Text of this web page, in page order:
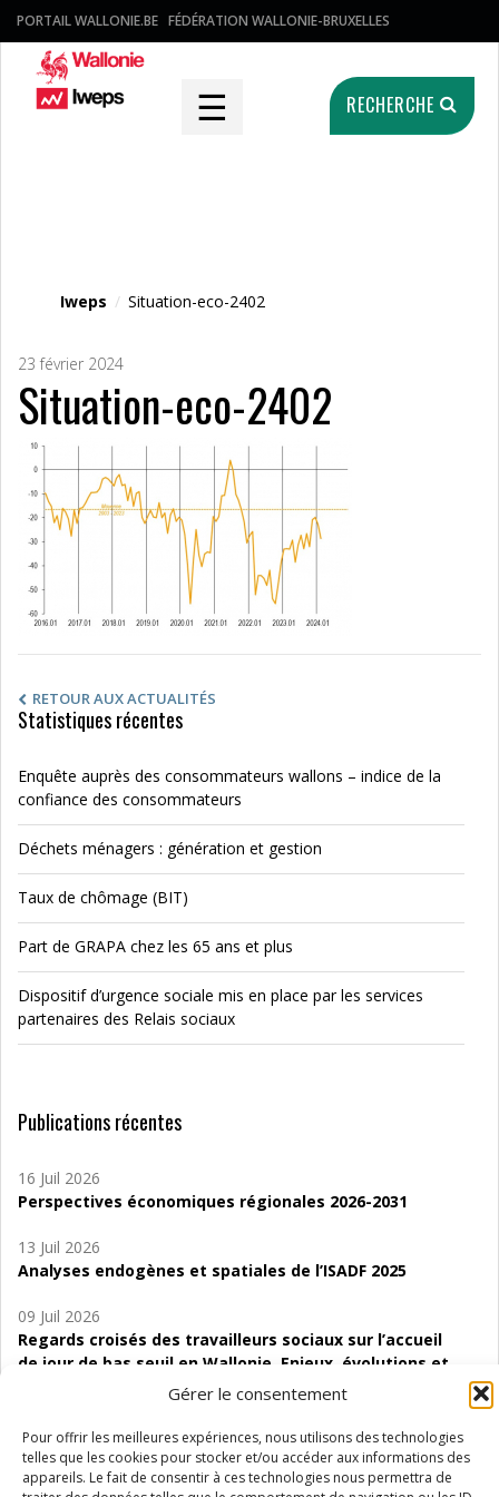
Gérer le consentement
Pour offrir les meilleures expériences, nous utilisons des technologies
telles que les cookies pour stocker et/ou accéder aux informations des
appareils. Le fait de consentir à ces technologies nous permettra de
PORTAIL WALLONIE.BE FÉDÉRATION WALLONIE-BRUXELLES
☰ RECHERCHE
Iweps / Situation-eco-2402
23 février 2024
Situation-eco-2402
RETOUR AUX ACTUALITÉS
Statistiques récentes
Enquête auprès des consommateurs wallons – indice de la
confiance des consommateurs
Déchets ménagers : génération et gestion
Taux de chômage (BIT)
Part de GRAPA chez les 65 ans et plus
Dispositif d’urgence sociale mis en place par les services
partenaires des Relais sociaux
Publications récentes
16 Juil 2026
Perspectives économiques régionales 2026-2031
13 Juil 2026
Analyses endogènes et spatiales de l’ISADF 2025
09 Juil 2026
Regards croisés des travailleurs sociaux sur l’accueil
de jour de bas seuil en Wallonie. Enjeux, évolutions et
06 Juil 2026
Étude d’évaluabilité des Structures
d’accompagnement à l’autocréation d’emploi (SAACE)